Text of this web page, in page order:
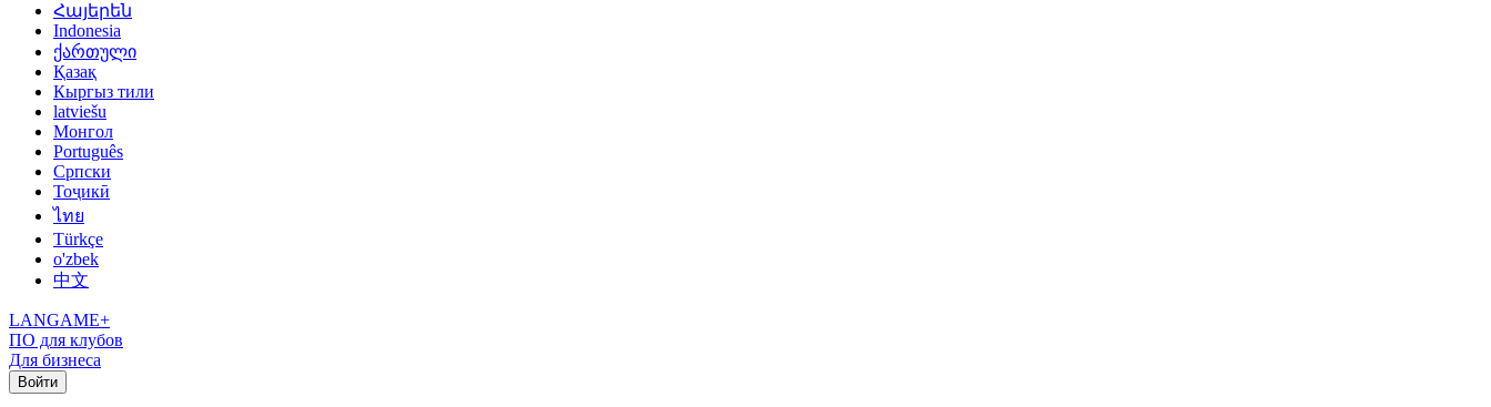
Հայերեն
Indonesia
ქართული
Қазақ
Кыргыз тили
latviešu
Монгол
Português
Српски
Тоҷикӣ
ไทย
Türkçe
o'zbek
中文
LANGAME+
ПО для клубов
Для бизнеса
Войти